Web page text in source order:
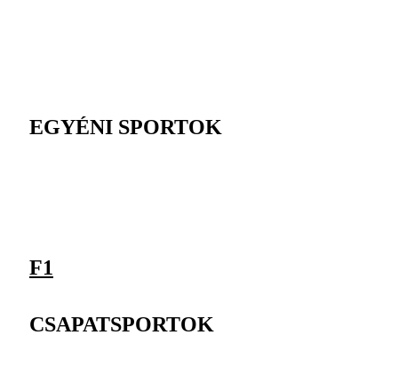
EGYÉNI SPORTOK
F1
CSAPATSPORTOK